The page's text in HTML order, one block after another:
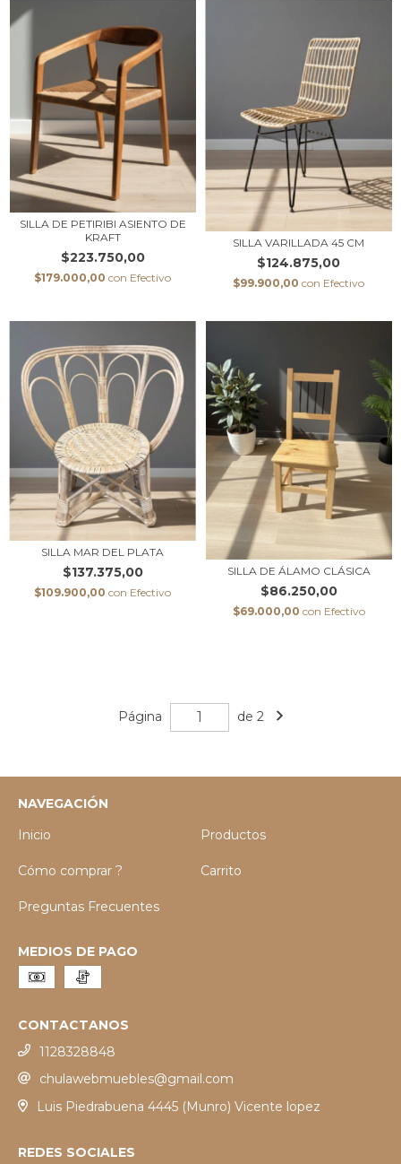
SILLA DE PETIRIBI ASIENTO DE
KRAFT
$223.750,00
$179.000,00 con Efectivo
SILLA VARILLADA 45 CM
$124.875,00
$99.900,00 con Efectivo
SILLA MAR DEL PLATA
$137.375,00
$109.900,00 con Efectivo
SILLA DE ÁLAMO CLÁSICA
$86.250,00
$69.000,00 con Efectivo
Página de 2
NAVEGACIÓN
Inicio
Productos
Cómo comprar ? Carrito
Preguntas Frecuentes
MEDIOS DE PAGO
CONTACTANOS
1128328848
chulawebmuebles@gmail.com
Luis Piedrabuena 4445 (Munro) Vicente lopez
REDES SOCIALES